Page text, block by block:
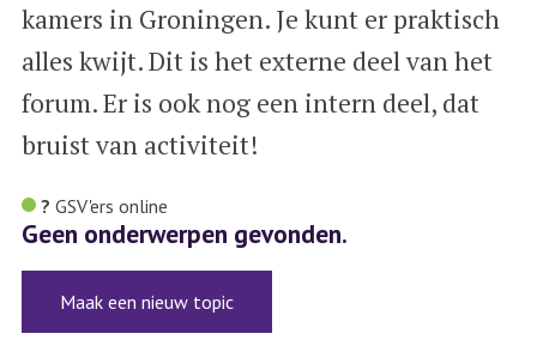
kamers in Groningen. Je kunt er praktisch
alles kwijt. Dit is het externe deel van het
forum. Er is ook nog een intern deel, dat
bruist van activiteit!
? GSV'ers online
Geen onderwerpen gevonden.
Maak een nieuw topic